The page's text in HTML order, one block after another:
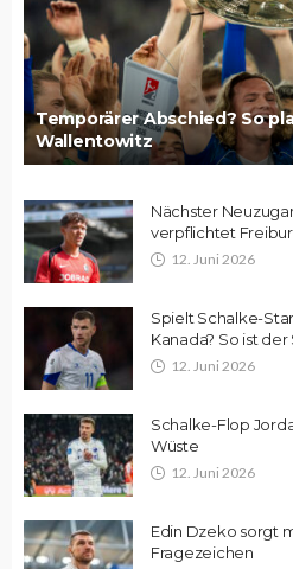
Temporärer Abschied? So
Wallentowitz
Nächster
verpflichtet
12. Juni 2026
Spielt Schalke-
Kanada? So ist der
12. Juni 2026
Schalke-Flop
Wüste
12. Juni 2026
Edin Dzeko sorgt
Fragezeichen